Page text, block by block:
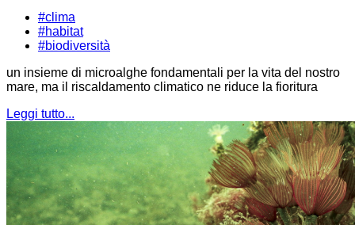
#clima
#habitat
#biodiversità
un insieme di microalghe fondamentali per la vita del nostro
mare, ma il riscaldamento climatico ne riduce la fioritura
Leggi tutto...